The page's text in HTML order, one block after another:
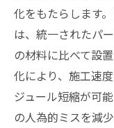
化をもたらします
は、統一されたパ
の材料に比べて設
化により、施工速
ジュール短縮が可
の人為的ミスを減